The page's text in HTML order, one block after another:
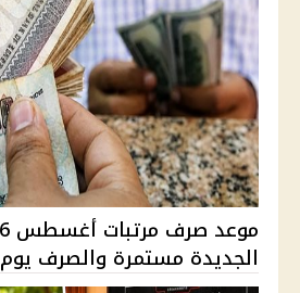
الجديدة مستمرة والصرف يوم 23 والح...